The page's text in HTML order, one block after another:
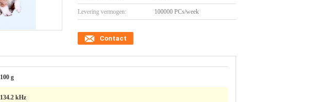
Levering vermogen: 100000 PCs/week
Contact
100 g
134.2 kHz